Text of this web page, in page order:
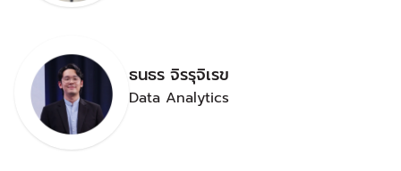
ธนธร จิรรุจิเรข
Data Analytics